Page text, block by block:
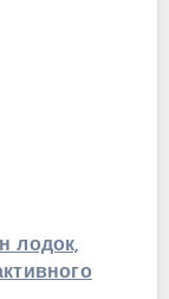
лодок,